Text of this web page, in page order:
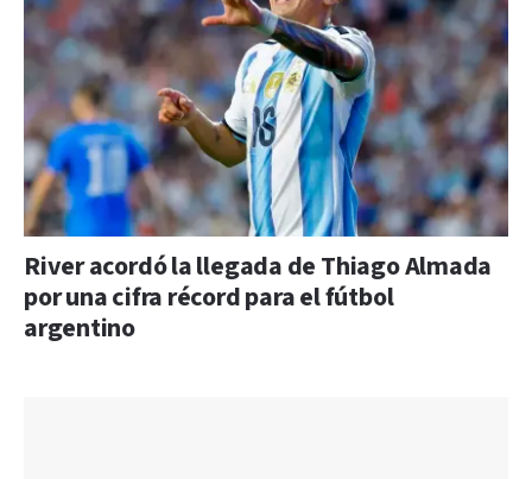
River acordó la llegada de Thiago Almada
por una cifra récord para el fútbol
argentino